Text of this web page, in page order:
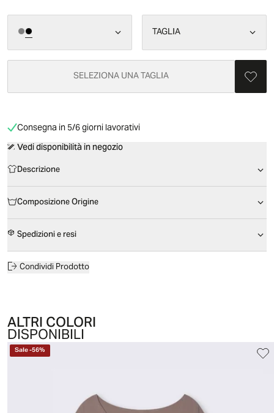
TAGLIA
SELEZIONA UNA TAGLIA
Consegna in 5/6 giorni lavorativi
Vedi disponibilità in negozio
Descrizione
Composizione Origine
Spedizioni e resi
Condividi Prodotto
ALTRI COLORI
DISPONIBILI
Sale-56%